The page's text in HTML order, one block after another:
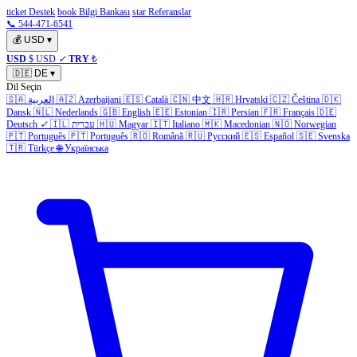
ticket Destek book Bilgi Bankası star Referanslar
📞 544-471-6541
💰 USD ▾
USD $ USD ✓ TRY ₺
🇩🇪 DE ▾
Dil Seçin
🇸🇦 العربية 🇦🇿 Azerbaijani 🇪🇸 Català 🇨🇳 中文 🇭🇷 Hrvatski 🇨🇿 Čeština 🇩🇰
Dansk 🇳🇱 Nederlands 🇬🇧 English 🇪🇪 Estonian 🇮🇷 Persian 🇫🇷 Français 🇩🇪
Deutsch ✓ 🇮🇱 עברית 🇭🇺 Magyar 🇮🇹 Italiano 🇲🇰 Macedonian 🇳🇴 Norwegian
🇵🇹 Português 🇵🇹 Português 🇷🇴 Română 🇷🇺 Русский 🇪🇸 Español 🇸🇪 Svenska
🇹🇷 Türkçe 🌐 Українська